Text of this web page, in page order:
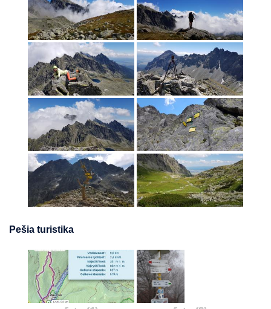
Pešia turistika